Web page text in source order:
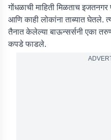
गोंधळाची माहिती मिळताच
आणि काही लोकांना ताब्यात घेतले.
तैनात केलेल्या बाऊन्सर्सनी एका
कपडे फाडले.